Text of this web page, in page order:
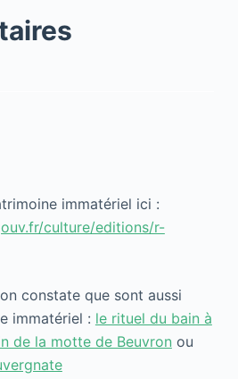
immatériel ici :
culture/editions/r-
constate que sont aussi
immatériel : le rituel du bain à
de la motte de Beuvronou